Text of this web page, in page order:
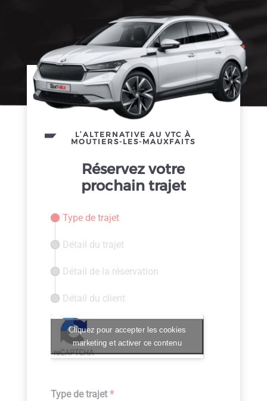
L’ALTERNATIVE AU VTC À
MOUTIERS-LES-MAUXFAITS
Réservez votre
prochain trajet
Type de trajet
Détail du trajet
Détail de la réservation
Détail du client
Cliquez pour accepter les cookies
marketing et activer ce contenu
Type de trajet*